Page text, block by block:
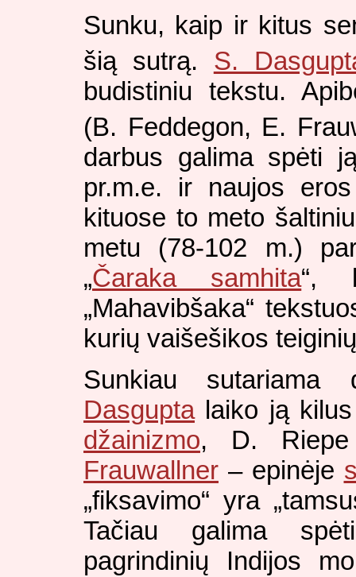
Sunku, kaip ir kitus
šią sutrą. S.
budistiniu tekstu.
(B. Feddegon, E.
darbus galima spėti
pr.m.e. ir naujos
kituose to meto
metu (78-102 m.)
„Čaraka samhita“,
„Mahavibšaka“
kurių vaišešikos
Sunkiau
Dasguptalaiko ją
džainizmo, D.
Frauwallner – epinėje
„fiksavimo“ yra
Tačiau galima
pagrindinių Indijos